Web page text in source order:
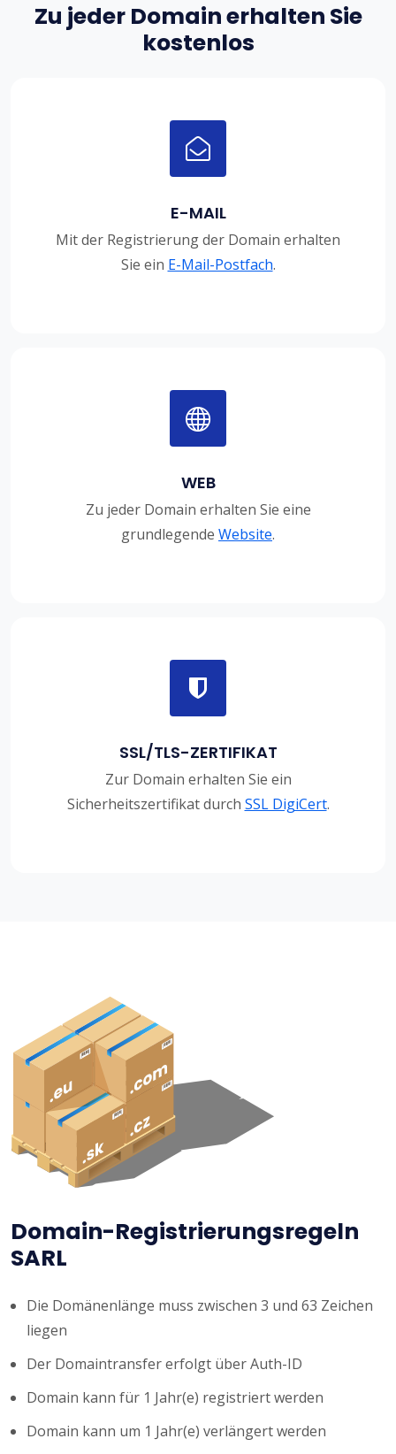
Zu jeder Domain erhalten Sie
kostenlos
E-MAIL
Mit der Registrierung der Domain erhalten
Sie ein E-Mail-Postfach.
WEB
Zu jeder Domain erhalten Sie eine
grundlegende Website.
SSL/TLS-ZERTIFIKAT
Zur Domain erhalten Sie ein
Sicherheitszertifikat durch SSL DigiCert.
Domain-Registrierungsregeln
SARL
Die Domänenlänge muss zwischen 3 und 63 Zeichen
liegen
Der Domaintransfer erfolgt über Auth-ID
Domain kann für 1 Jahr(e) registriert werden
Domain kann um 1 Jahr(e) verlängert werden